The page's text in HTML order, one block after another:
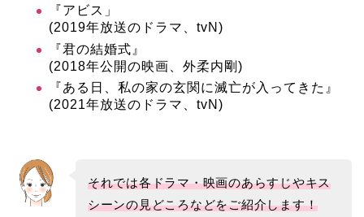
『アビス」
(2019年放送のドラマ、tvN)
『君の結婚式』
(2018年公開の映画、 外柔内剛 )
『ある日、私の家の玄関に滅亡が入ってきた』
(2021年放送のドラマ、tvN)
それでは各ドラマ・映画のあらすじやキス
シーンの見どころなどをご紹介します！